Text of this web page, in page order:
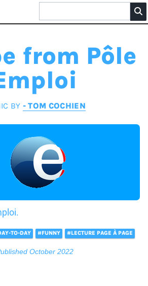
from Pôle
BY - TOM COCHIEN
TO-DAY #FUNNY #LECTURE PAGE À PAGE
October 2022